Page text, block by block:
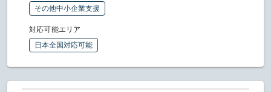
その他中小企業支援
対応可能エリア
日本全国対応可能